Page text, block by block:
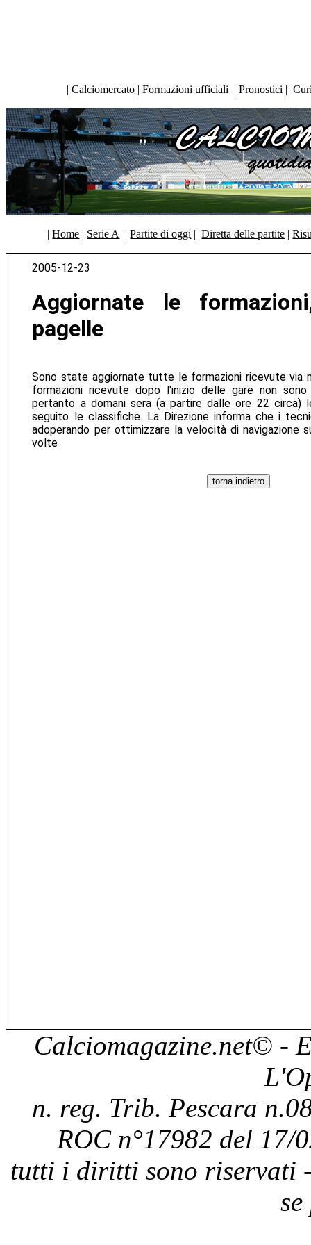
| Calciomercato | Formazioni ufficiali | Pronostici |
|Home | Serie A |Partite di oggi |Diretta delle partite |
2005-12-23
Aggiornate le
pagelle
Sono state aggiornate tutte le formazioni ricevute via
formazioni ricevute dopo l'inizio delle gare non
pertanto a domani sera (a partire dalle ore 22 circa)
seguito le classifiche. La Direzione informa che i
adoperando per ottimizzare la velocità di
volte
Calciomagazine.net© -
n. reg. Trib. Pescara
ROC n°17982 del 17/
tutti i diritti sono riservati